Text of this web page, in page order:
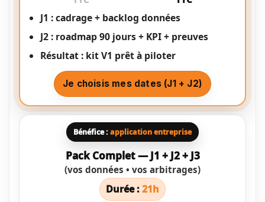
J1 : cadrage + backlog données
J2 : roadmap 90 jours + KPI + preuves
Résultat : kit V1 prêt à piloter
Je choisis mes dates (J1 + J2)
Bénéfice :application entreprise
Pack Complet — J1 + J2 + J3
(vos données • vos arbitrages)
Durée :21h